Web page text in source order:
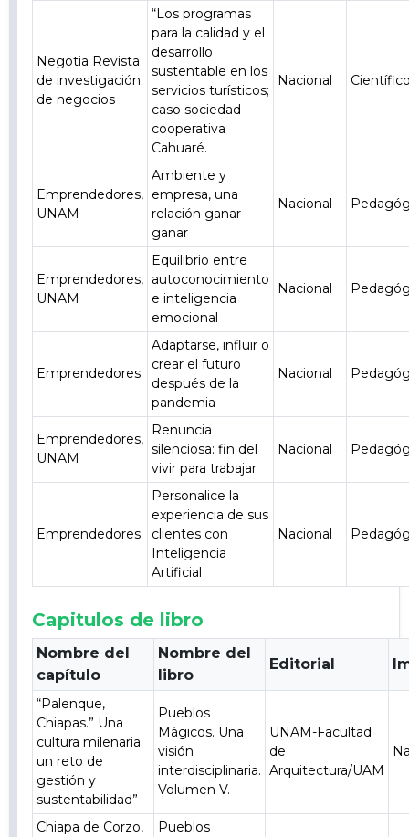
Negotia Revista
de investigación
de negocios
“Los programas
para la calidad y el
desarrollo
sustentable en los
servicios turísticos;
caso sociedad
cooperativa
Cahuaré.
Nacional
Emprendedores,
UNAM
Ambiente y
empresa, una
relación ganar-
ganar
Nacional
Emprendedores,
UNAM
Equilibrio entre
autoconocimiento
e inteligencia
emocional
Nacional
Emprendedores
Adaptarse, influir o
crear el futuro
después de la
pandemia
Nacional
Emprendedores,
UNAM
Renuncia
silenciosa: fin del
vivir para trabajar
Nacional
Emprendedores
Personalice la
experiencia de sus
clientes con
Inteligencia
Artificial
Nacional
Capitulos de libro
Nombre del
capítulo
Nombre del
libro
Editorial
“Palenque,
Chiapas.” Una
cultura milenaria
un reto de
gestión y
sustentabilidad”
Pueblos
Mágicos. Una
visión
interdisciplinaria.
Volumen V.
UNAM-Facultad
de
Arquitectura/UAM
Chiapa de Corzo,
Pueblos